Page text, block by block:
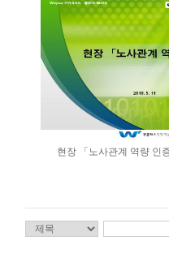
현장 「노사관계 역량 인